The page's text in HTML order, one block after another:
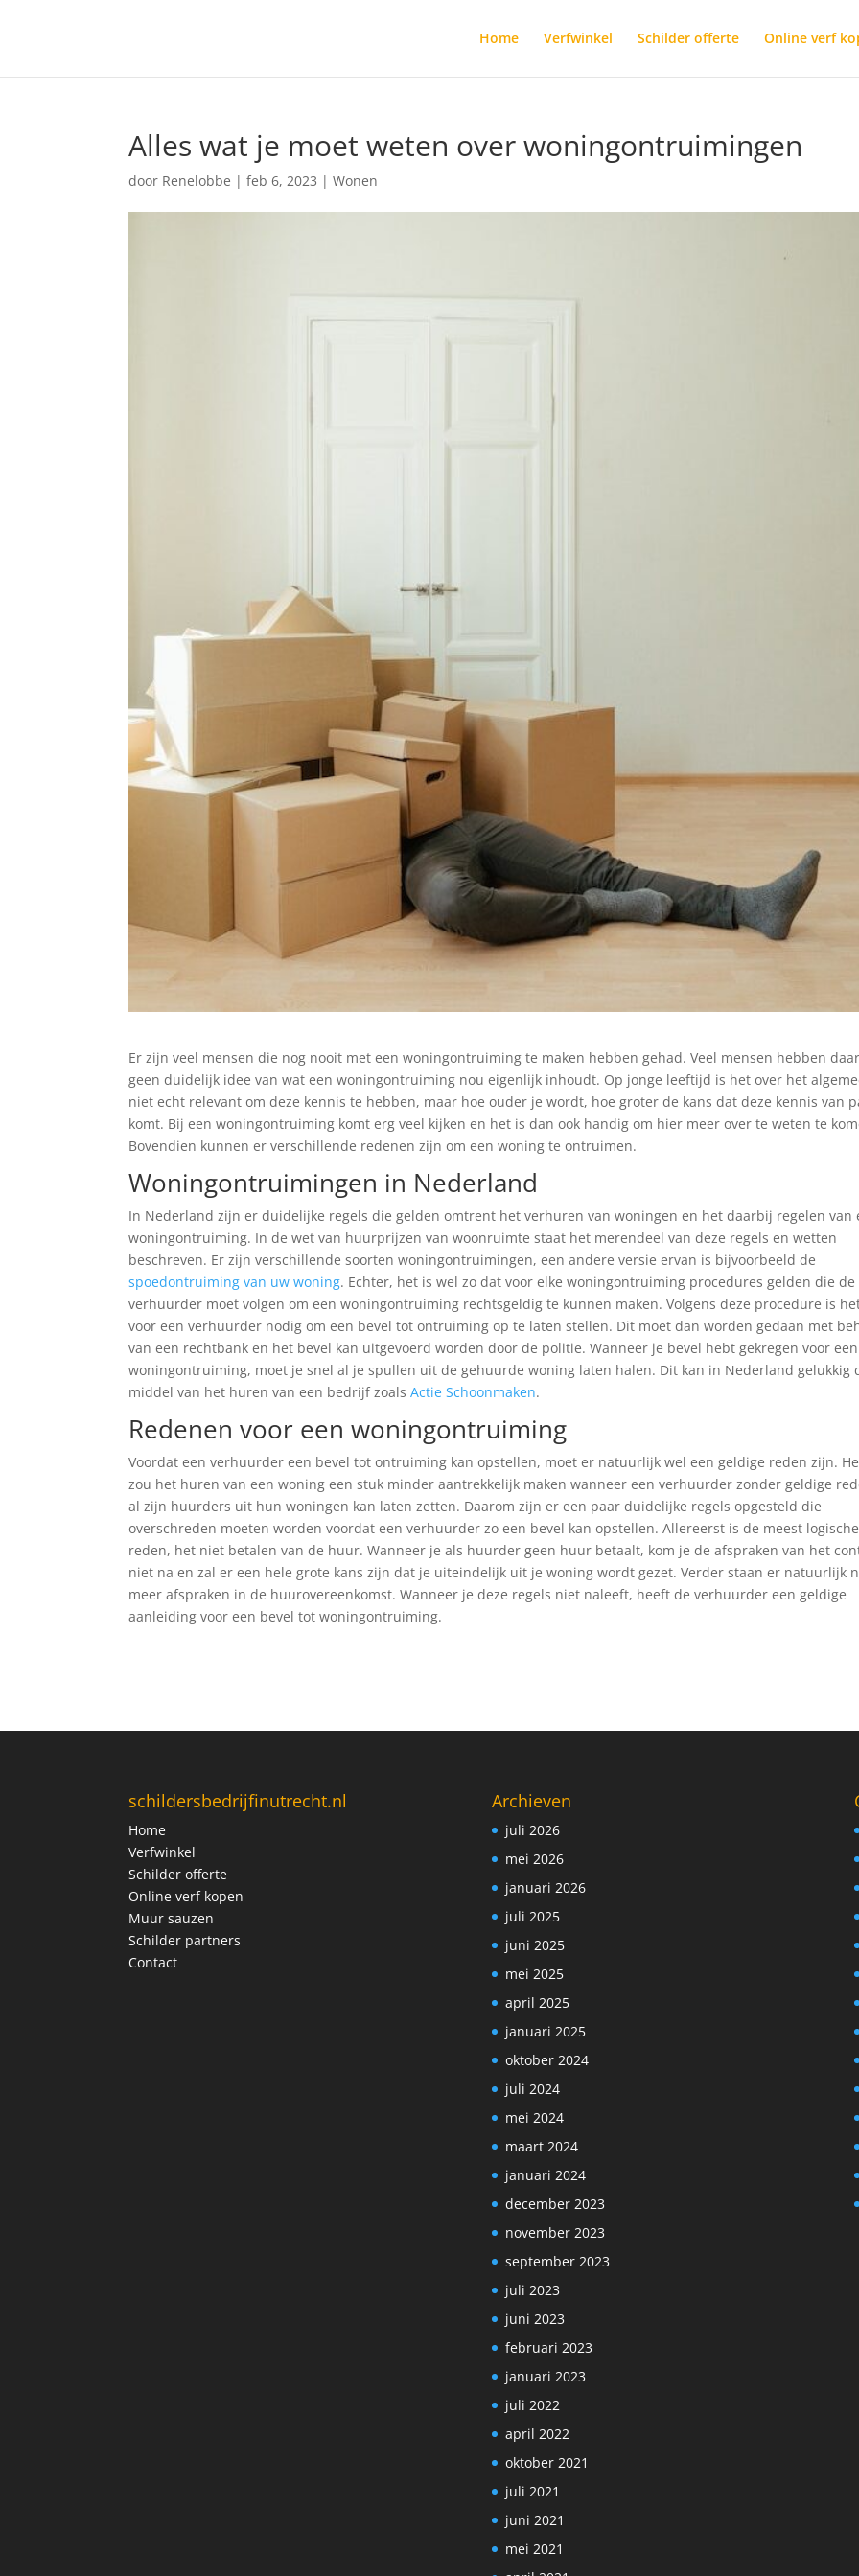
Home Verfwinkel Schilder offerte Online verf
Alles wat je moet weten over woningontruimingen
door Renelobbe |feb 6, 2023 |Wonen
Er zijn veel mensen die nog nooit met een woningontruiming te maken hebben gehad. Veel mensen hebben
geen duidelijk idee van wat een woningontruiming nou eigenlijk inhoudt. Op jonge leeftijd is het over het
niet echt relevant om deze kennis te hebben, maar hoe ouder je wordt, hoe groter de kans dat deze kennis van
komt. Bij een woningontruiming komt erg veel kijken en het is dan ook handig om hier meer over te weten te
Bovendien kunnen er verschillende redenen zijn om een woning te ontruimen.
Woningontruimingen in Nederland
In Nederland zijn er duidelijke regels die gelden omtrent het verhuren van woningen en het daarbij regelen van
woningontruiming. In de wet van huurprijzen van woonruimte staat het merendeel van deze regels en wetten
beschreven. Er zijn verschillende soorten woningontruimingen, een andere versie ervan is bijvoorbeeld de
spoedontruiming van uw woning. Echter, het is wel zo dat voor elke woningontruiming procedures gelden die de
verhuurder moet volgen om een woningontruiming rechtsgeldig te kunnen maken. Volgens deze procedure is
voor een verhuurder nodig om een bevel tot ontruiming op te laten stellen. Dit moet dan worden gedaan met
van een rechtbank en het bevel kan uitgevoerd worden door de politie. Wanneer je bevel hebt gekregen voor een
woningontruiming, moet je snel al je spullen uit de gehuurde woning laten halen. Dit kan in Nederland gelukkig
middel van het huren van een bedrijf zoalsActie Schoonmaken.
Redenen voor een woningontruiming
Voordat een verhuurder een bevel tot ontruiming kan opstellen, moet er natuurlijk wel een geldige reden zijn.
zou het huren van een woning een stuk minder aantrekkelijk maken wanneer een verhuurder zonder geldige
al zijn huurders uit hun woningen kan laten zetten. Daarom zijn er een paar duidelijke regels opgesteld die
overschreden moeten worden voordat een verhuurder zo een bevel kan opstellen. Allereerst is de meest logische
reden, het niet betalen van de huur. Wanneer je als huurder geen huur betaalt, kom je de afspraken van het
niet na en zal er een hele grote kans zijn dat je uiteindelijk uit je woning wordt gezet. Verder staan er natuurlijk
meer afspraken in de huurovereenkomst. Wanneer je deze regels niet naleeft, heeft de verhuurder een geldige
aanleiding voor een bevel tot woningontruiming.
schildersbedrijfinutrecht.nl
Home
Verfwinkel
Schilder offerte
Online verf kopen
Muur sauzen
Schilder partners
Contact
Archieven
juli 2026
mei 2026
januari 2026
juli 2025
juni 2025
mei 2025
april 2025
januari 2025
oktober 2024
juli 2024
mei 2024
maart 2024
januari 2024
december 2023
november 2023
september 2023
juli 2023
juni 2023
februari 2023
januari 2023
juli 2022
april 2022
oktober 2021
juli 2021
juni 2021
mei 2021